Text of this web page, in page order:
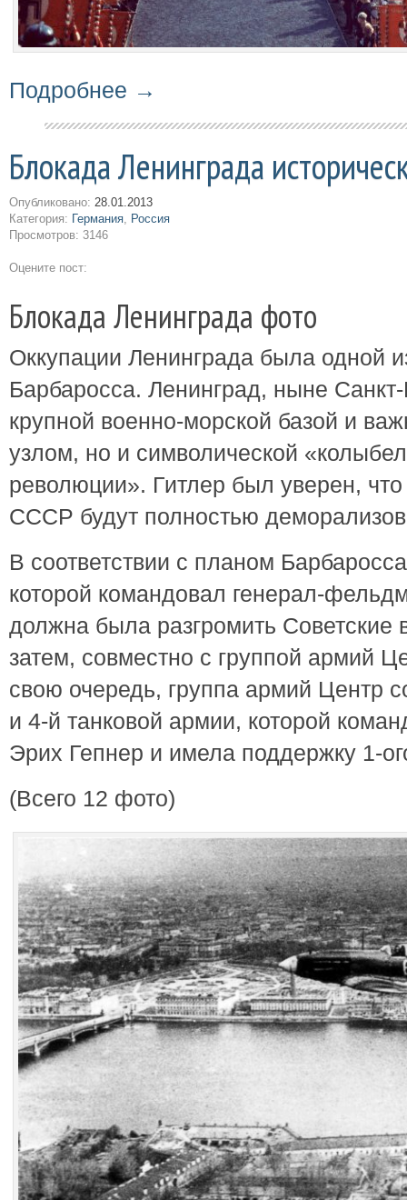
Подробнее →
Блокада Ленинграда
Опубликовано: 28.01.2013
Категория: Германия Россия
Просмотров: 3146
Оцените пост:
Блокада Ленинграда фото
Оккупации Ленинграда была одной
Барбаросса. Ленинград, ныне
крупной военно-морской базой и
узлом, но и символической
революции». Гитлер был уверен,
СССР будут полностью
В соответствии с планом
которой командовал генерал-
должна была разгромить Советские
затем, совместно с группой армий
свою очередь, группа армий Центр
и 4-й танковой армии, которой
Эрих Гепнер и имела поддержку 1-
(Всего 12 фото)